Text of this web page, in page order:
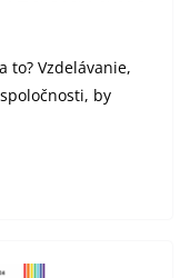
to? Vzdelávanie,
by